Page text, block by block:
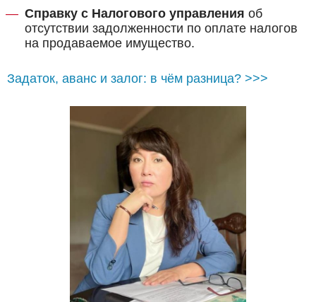
Справку с Налогового управления об
отсутствии задолженности по оплате налогов
на продаваемое имущество.
Задаток, аванс и залог: в чём разница? >>>